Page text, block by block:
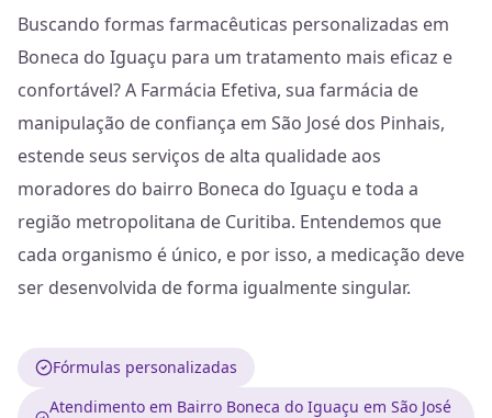
Buscando formas farmacêuticas personalizadas em
Boneca do Iguaçu para um tratamento mais eficaz e
confortável? A Farmácia Efetiva, sua farmácia de
manipulação de confiança em São José dos Pinhais,
estende seus serviços de alta qualidade aos
moradores do bairro Boneca do Iguaçu e toda a
região metropolitana de Curitiba. Entendemos que
cada organismo é único, e por isso, a medicação deve
ser desenvolvida de forma igualmente singular.
Fórmulas personalizadas
Atendimento em Bairro Boneca do Iguaçu em São José